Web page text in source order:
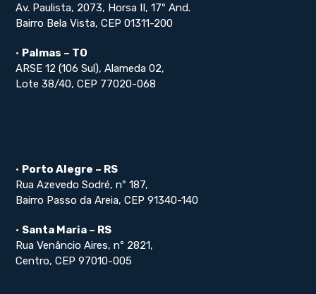
Av. Paulista, 2073, Horsa II, 17º And.
Bairro Bela Vista, CEP 01311-200
• Palmas – TO
ARSE 12 (106 Sul), Alameda 02,
Lote 38/40, CEP 77020-068
• Porto Alegre – RS
Rua Azevedo Sodré, nº 187,
Bairro Passo da Areia, CEP 91340-140
• Santa Maria – RS
Rua Venâncio Aires, nº 2821,
Centro, CEP 97010-005